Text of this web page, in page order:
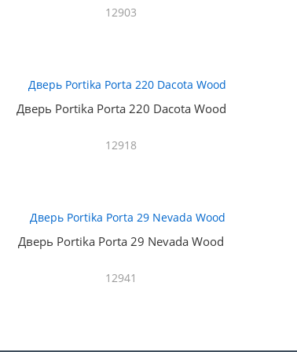
12903
Дверь Portika Porta 220 Dacota Wood
12918
Дверь Portika Porta 29 Nevada Wood
12941